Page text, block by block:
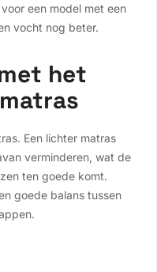
een model met een
vocht nog beter.
het
Een lichter matras
verminderen, wat de
ten goede komt.
goede balans tussen